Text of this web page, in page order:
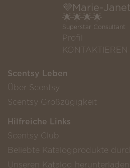
💜Marie-
🌟🌟🌟🌟
Superstar Consultant
Profil
KONTAKTIEREN
Scentsy Leben
Über Scentsy
Scentsy Großzügigkeit
Hilfreiche Links
Scentsy Club
Beliebte Katalogprodukte
Unseren Katalog herunterladen